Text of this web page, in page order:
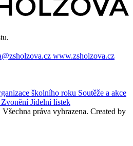
www.zsholzova.cz
školního roku Soutěže a akce
ZvoněníJídelní lístek
práva vyhrazena. Created by